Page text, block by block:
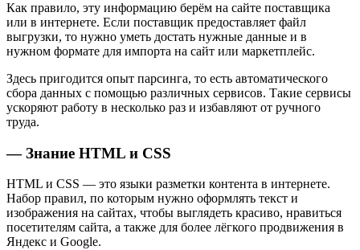
Как правило, эту информацию берём на сайте поставщика
или в интернете. Если поставщик предоставляет файл
выгрузки, то нужно уметь достать нужные данные и в
нужном формате для импорта на сайт или маркетплейс.
Здесь пригодится опыт парсинга, то есть автоматического
сбора данных с помощью различных сервисов. Такие сервисы
ускоряют работу в несколько раз и избавляют от ручного
труда.
— Знание HTML и CSS
HTML и CSS — это языки разметки контента в интернете.
Набор правил, по которым нужно оформлять текст и
изображения на сайтах, чтобы выглядеть красиво, нравиться
посетителям сайта, а также для более лёгкого продвижения в
Яндекс и Google.